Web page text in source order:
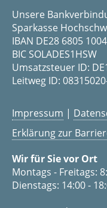
Unsere
Sparkasse
IBAN DE28 6805
BIC SOLADES1HSW
Umsatzsteuer ID:
Leitweg ID:
Impressum |
Erklärung zur
Wir für Sie vor Ort
Montags - Freitags:
Dienstags: 14:00 -